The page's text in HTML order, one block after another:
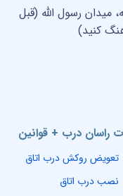
راسان درب + قوانین
تعویض روکش درب اتاق
نصب درب اتاق
میدان رسول الله (قبل
کنید)